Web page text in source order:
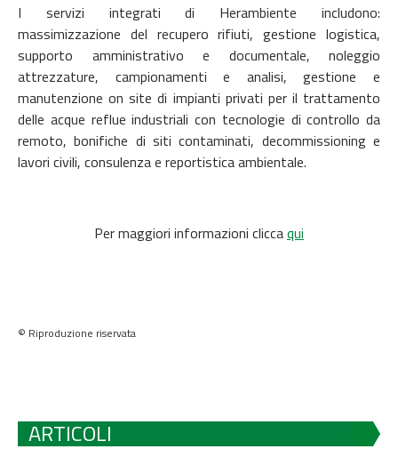
I servizi integrati di Herambiente includono:
massimizzazione del recupero rifiuti, gestione logistica,
supporto amministrativo e documentale, noleggio
attrezzature, campionamenti e analisi, gestione e
manutenzione on site di impianti privati per il trattamento
delle acque reflue industriali con tecnologie di controllo da
remoto, bonifiche di siti contaminati, decommissioning e
lavori civili, consulenza e reportistica ambientale.
Per maggiori informazioni cliccaqui
© Riproduzione riservata
ARTICOLI